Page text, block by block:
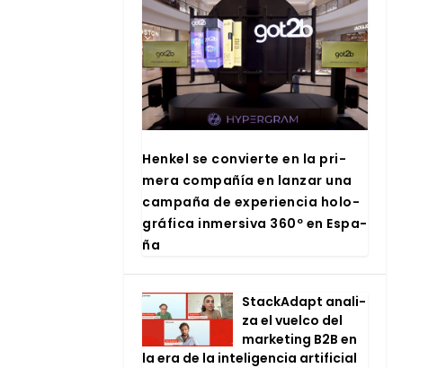
Hen­kel se con­vier­te en la pri­
me­ra com­pa­ñía en lan­zar una
cam­pa­ña de expe­rien­cia holo­
grá­fi­ca inmer­si­va 360º en Espa­
ña
Stac­kA­dapt ana­li­
za el vuel­co del
mar­ke­ting B2B en
la era de la inte­li­gen­cia arti­fi­cial